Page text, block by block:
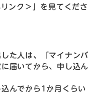
ンク＞
」を見てくださ
た人は、「マイナンバ
届いてから、申し込ん
んでから1か月くらい